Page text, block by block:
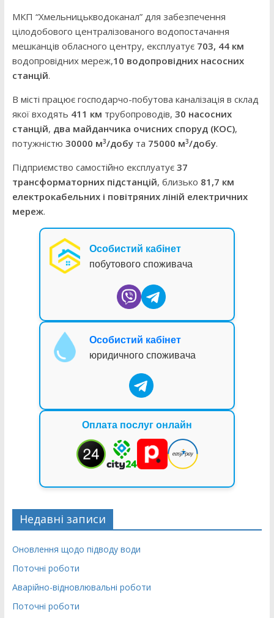
МКП “Хмельницькводоканал” для забезпечення
цілодобового централізованого водопостачання
мешканців обласного центру, експлуатує 703, 44 км
водопровідних мереж,10 водопровідних насосних
станцій.
В місті працює господарчо-побутова каналізація в склад
якої входять 411 км трубопроводів, 30 насосних
станцій, два майданчика очисних споруд (КОС),
потужністю 30000 м3/добута 75000 м3/добу.
Підприємство самостійно експлуатує 37
трансформаторних підстанцій, близько 81,7 км
електрокабельних і повітряних ліній електричних
мереж.
Особистий кабінет
побутового споживача
Особистий кабінет
юридичного споживача
Оплата послуг онлайн
Недавні записи
Оновлення щодо підводу води
Поточні роботи
Аварійно-відновлювальні роботи
Поточні роботи